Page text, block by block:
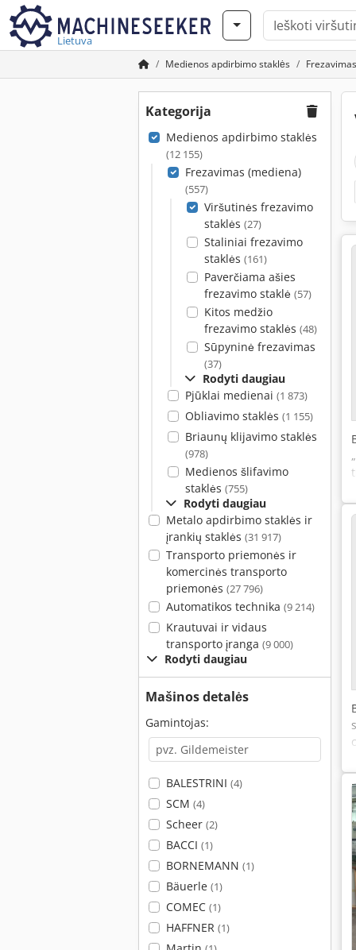
Lietuva
Medienos apdirbimo staklės
Kategorija
Medienos apdirbimo staklės
(12 155)
Frezavimas (mediena)
(557)
Viršutinės frezavimo
staklės (27)
Staliniai frezavimo
staklės (161)
Paverčiama ašies
frezavimo staklė (57)
Kitos medžio
frezavimo staklės (48)
Sūpyninė frezavimas
(37)
Rodyti daugiau
Pjūklai medienai (1 873)
Obliavimo staklės (1 155)
Briaunų klijavimo staklės
(978)
Medienos šlifavimo
staklės (755)
Rodyti daugiau
Metalo apdirbimo staklės ir
įrankių staklės (31 917)
Transporto priemonės ir
komercinės transporto
priemonės (27 796)
Automatikos technika (9 214)
Krautuvai ir vidaus
transporto įranga (9 000)
Rodyti daugiau
Mašinos detalės
Gamintojas:
BALESTRINI (4)
SCM (4)
Scheer (2)
BACCI (1)
BORNEMANN (1)
Bäuerle (1)
COMEC (1)
HAFFNER (1)